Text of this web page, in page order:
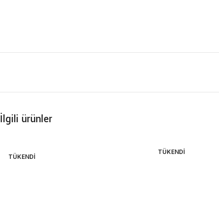
İlgili ürünler
TÜKENDI
TÜKENDI